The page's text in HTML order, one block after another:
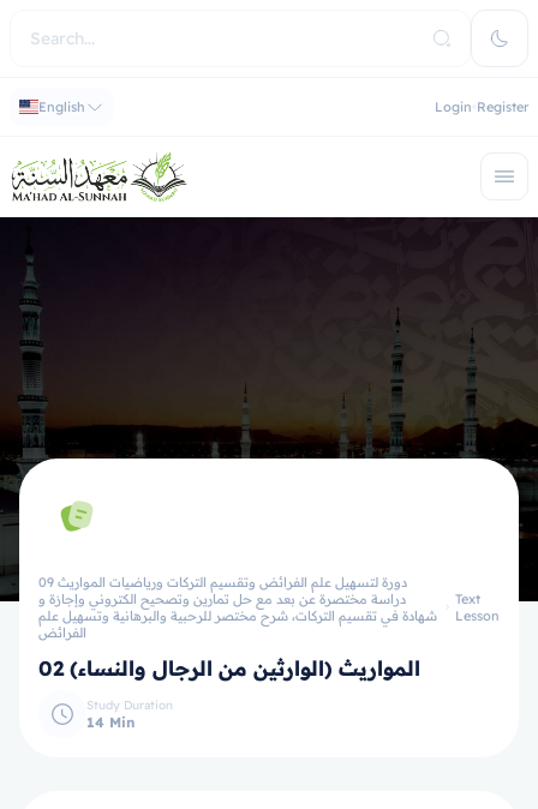
English Login Register
09 دورة لتسهيل علم الفرائض وتقسيم التركات ورياضيات المواريث
دراسة مختصرة عن بعد مع حل تمارين وتصحيح الكتروني وإجازة و
شهادة في تقسيم التركات، شرح مختصر للرحبية والبرهانية وتسهيل علم
الفرائض
Text
Lesson
02 المواريث (الوارثين من الرجال والنساء)
Study Duration
14 Min